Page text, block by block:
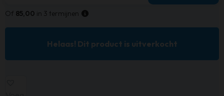
Of 85,00 in 3 termijnen
Helaas! Dit product is uitverkocht